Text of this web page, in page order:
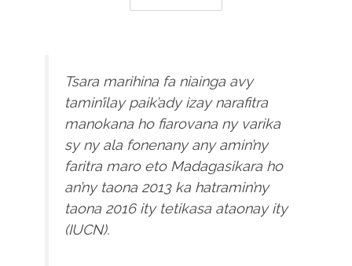
Tsara marihina fa niainga avy
tamin’ilay paik’ady izay narafitra
manokana ho fiarovana ny varika
sy ny ala fonenany any amin’ny
faritra maro eto Madagasikara ho
an’ny taona 2013 ka hatramin’ny
taona 2016 ity tetikasa ataonay ity
(IUCN).